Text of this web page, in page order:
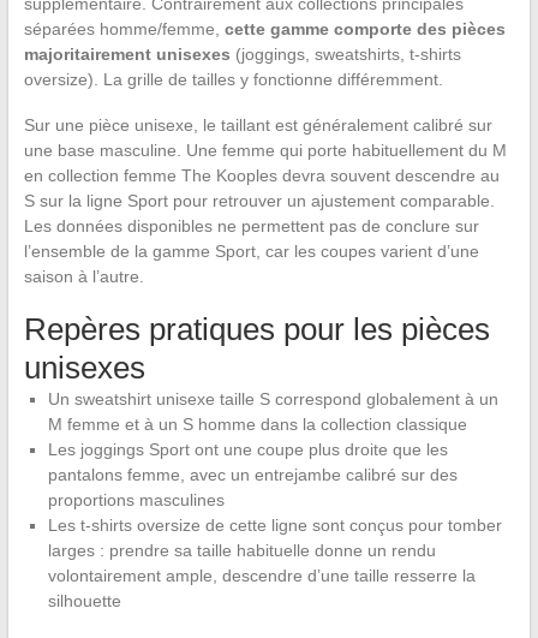
séparées homme/femme, cette gamme comporte des pièces
majoritairement unisexes (joggings, sweatshirts, t-shirts
oversize). La grille de tailles y fonctionne différemment.
Sur une pièce unisexe, le taillant est généralement calibré sur
une base masculine. Une femme qui porte habituellement du M
en collection femme The Kooples devra souvent descendre au
S sur la ligne Sport pour retrouver un ajustement comparable.
Les données disponibles ne permettent pas de conclure sur
l’ensemble de la gamme Sport, car les coupes varient d’une
saison à l’autre.
Repères pratiques pour les pièces
unisexes
Un sweatshirt unisexe taille S correspond globalement à un
M femme et à un S homme dans la collection classique
Les joggings Sport ont une coupe plus droite que les
pantalons femme, avec un entrejambe calibré sur des
proportions masculines
Les t-shirts oversize de cette ligne sont conçus pour tomber
larges : prendre sa taille habituelle donne un rendu
volontairement ample, descendre d’une taille resserre la
silhouette